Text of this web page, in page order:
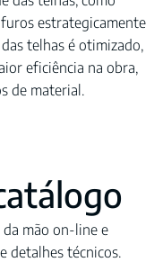
estrategicamente
telhas é otimizado,
eficiência na obra,
de material.
mão on-line e
detalhes técnicos.